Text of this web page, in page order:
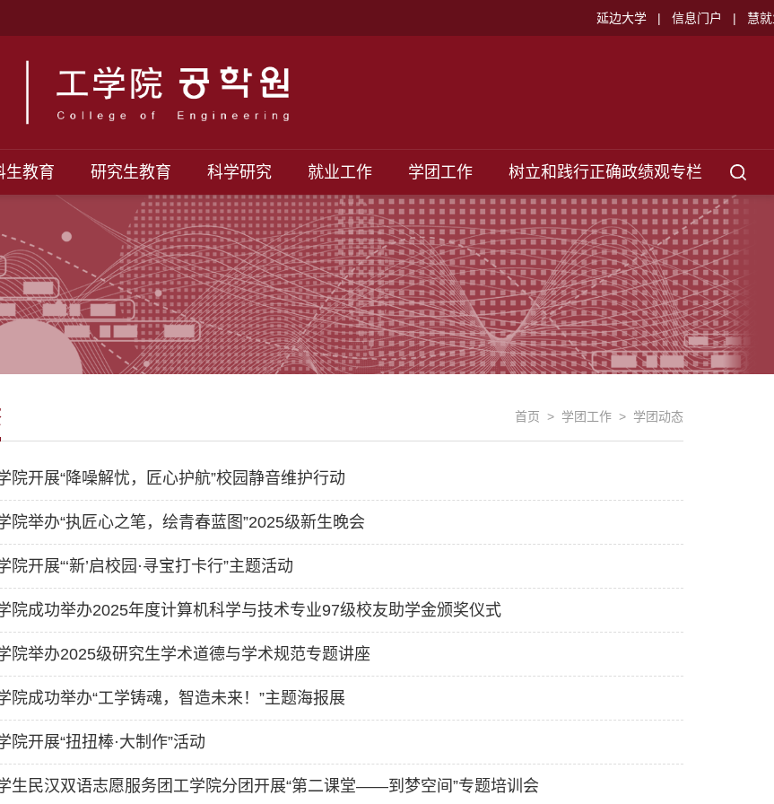
延边大学 | 信息门户 | 慧
生教育 研究生教育 科学研究 就业工作 学团工作 树立和践行正确政绩观专栏
首页 > 学团工作 > 学团动态
院开展“降噪解忧，匠心护航”校园静音维护行动
院举办“执匠心之笔，绘青春蓝图”2025级新生晚会
院开展“‘新’启校园·寻宝打卡行”主题活动
院成功举办2025年度计算机科学与技术专业97级校友助学金颁奖仪式
院举办2025级研究生学术道德与学术规范专题讲座
院成功举办“工学铸魂，智造未来！”主题海报展
院开展“扭扭棒·大制作”活动
生民汉双语志愿服务团工学院分团开展“第二课堂——到梦空间”专题培训会